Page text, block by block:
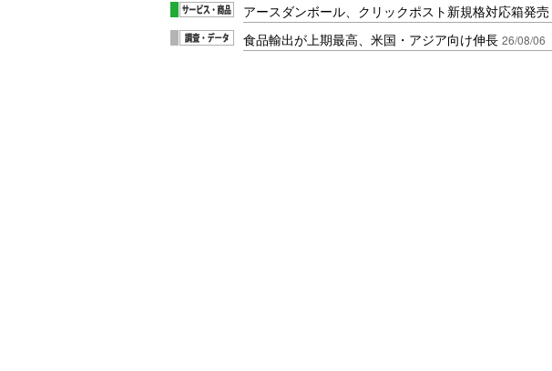
アースダンボール、クリックポスト新規格対応箱発売
食品輸出が上期最高、米国・アジア向け伸長 26/08/06